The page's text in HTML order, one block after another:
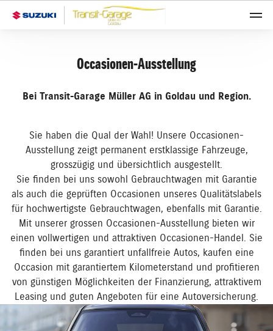
Occasionen-Ausstellung
Bei Transit-Garage Müller AG in Goldau und Region.
Sie haben die Qual der Wahl! Unsere Occasionen-
Ausstellung zeigt permanent erstklassige Fahrzeuge,
grosszügig und übersichtlich ausgestellt.
Sie finden bei uns sowohl Gebrauchtwagen mit Garantie
als auch die geprüften Occasionen unseres Qualitätslabels
für hochwertigste Gebrauchtwagen, ebenfalls mit Garantie.
Mit unserer grossen Occasionen-Ausstellung bieten wir
einen vollwertigen und attraktiven Occasionen-Handel. Sie
finden bei uns garantiert unfallfreie Autos, kaufen eine
Occasion mit garantiertem Kilometerstand und profitieren
von günstigen Möglichkeiten der Finanzierung, attraktivem
Leasing und guten Angeboten für eine Autoversicherung.